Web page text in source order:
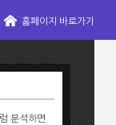
홈페이지 바로가기
분석하면